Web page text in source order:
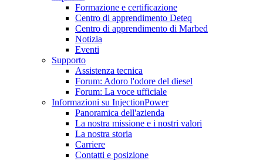
Formazione e certificazione
Centro di apprendimento Deteq
Centro di apprendimento di Marbed
Notizia
Eventi
Supporto
Assistenza tecnica
Forum: Adoro l'odore del diesel
Forum: La voce ufficiale
Informazioni su InjectionPower
Panoramica dell'azienda
La nostra missione e i nostri valori
La nostra storia
Carriere
Contatti e posizione